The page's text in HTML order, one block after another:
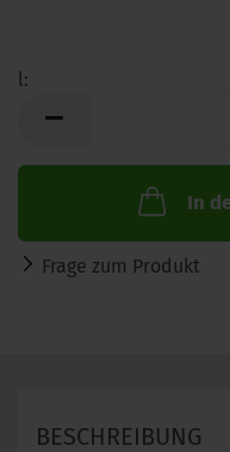
l:
In
Frage zum Produkt
BESCHREIBUNG